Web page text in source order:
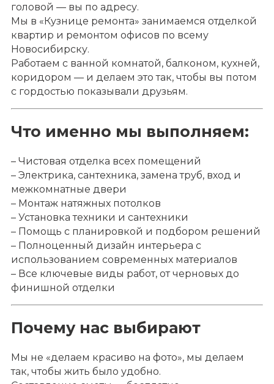
головой — вы по адресу.
Мы в «Кузнице ремонта» занимаемся отделкой
квартир и ремонтом офисов по всему
Новосибирску.
Работаем с ванной комнатой, балконом, кухней,
коридором — и делаем это так, чтобы вы потом
с гордостью показывали друзьям.
Что именно мы выполняем:
– Чистовая отделка всех помещений
– Электрика, сантехника, замена труб, вход и
межкомнатные двери
– Монтаж натяжных потолков
– Установка техники и сантехники
– Помощь с планировкой и подбором решений
– Полноценный дизайн интерьера с
использованием современных материалов
– Все ключевые виды работ, от черновых до
финишной отделки
Почему нас выбирают
Мы не «делаем красиво на фото», мы делаем
так, чтобы жить было удобно.